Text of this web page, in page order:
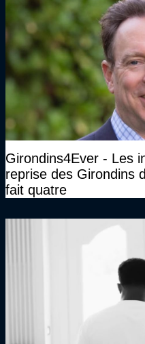
Girondins4Ever - Les
reprise des Girondins
fait quatre